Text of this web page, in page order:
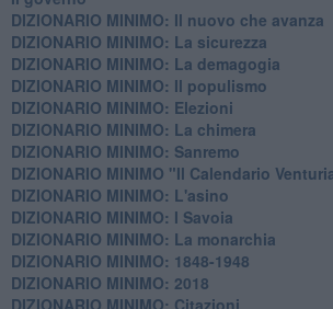
DIZIONARIO MINIMO: Il nuovo che avanza
DIZIONARIO MINIMO: La sicurezza
DIZIONARIO MINIMO: La demagogia
DIZIONARIO MINIMO: Il populismo
DIZIONARIO MINIMO: Elezioni
DIZIONARIO MINIMO: La chimera
DIZIONARIO MINIMO: Sanremo
DIZIONARIO MINIMO "Il Calendario
DIZIONARIO MINIMO: L'asino
DIZIONARIO MINIMO: I Savoia
DIZIONARIO MINIMO: La monarchia
DIZIONARIO MINIMO: 1848-1948
DIZIONARIO MINIMO: 2018
DIZIONARIO MINIMO: Citazioni